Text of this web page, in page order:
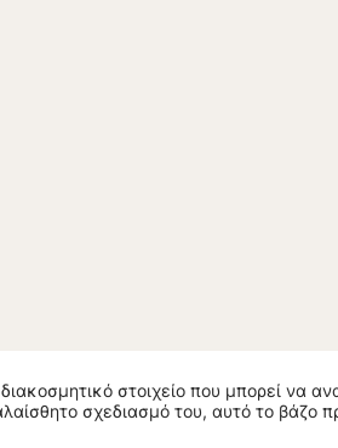
στοιχείο που μπορεί να
σχεδιασμό του, αυτό το βάζο